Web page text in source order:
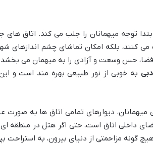
توجه میهمانان را جلب می کند. اتاق های
کنند، بلکه امکان تماشای چشم اندازهای
فضا، حس وسعت و آزادی را به میهمان می بخشد
به خوبی از نور طبیعی بهره مند است و
دیوارهای تمامی اتاق ها به صورت
داخلی اتاق است، حتی اگر هتل در منطقه
گونه مزاحمتی از دنیای بیرون، به استراحت